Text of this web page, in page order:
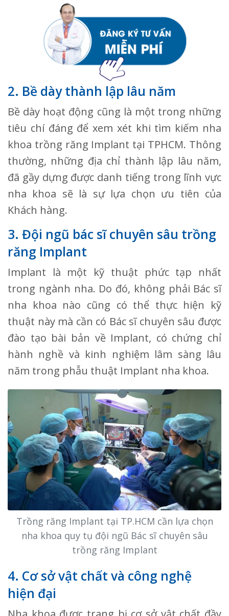
2. Bề dày thành lập lâu năm
Bề dày hoạt động cũng là một trong những
tiêu chí đáng để xem xét khi tìm kiếm nha
khoa trồng răng Implant tại TPHCM. Thông
thường, những địa chỉ thành lập lâu năm,
đã gầy dựng được danh tiếng trong lĩnh vực
nha khoa sẽ là sự lựa chọn ưu tiên của
Khách hàng.
3. Đội ngũ bác sĩ chuyên sâu trồng
răng Implant
Implant là một kỹ thuật phức tạp nhất
trong ngành nha. Do đó, không phải Bác sĩ
nha khoa nào cũng có thể thực hiện kỹ
thuật này mà cần có Bác sĩ chuyên sâu được
đào tạo bài bản về Implant, có chứng chỉ
hành nghề và kinh nghiệm lâm sàng lâu
năm trong phẫu thuật Implant nha khoa.
Trồng răng Implant tại TP.HCM cần lựa chọn
nha khoa quy tụ đội ngũ Bác sĩ chuyên sâu
trồng răng Implant
4. Cơ sở vật chất và công nghệ
hiện đại